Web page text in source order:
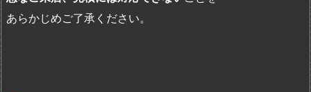
あらかじめご了承ください。